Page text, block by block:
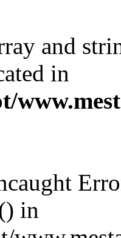
and
in
in